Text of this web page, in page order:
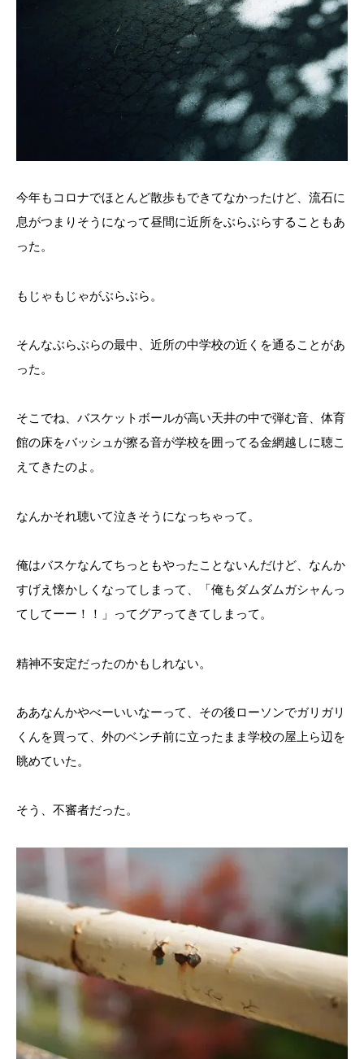
今年もコロナでほとんど散歩もできてなかったけど、流石に
息がつまりそうになって昼間に近所をぶらぶらすることもあ
った。
もじゃもじゃがぶらぶら。
そんなぶらぶらの最中、近所の中学校の近くを通ることがあ
った。
そこでね、バスケットボールが高い天井の中で弾む音、体育
館の床をバッシュが擦る音が学校を囲ってる金網越しに聴こ
えてきたのよ。
なんかそれ聴いて泣きそうになっちゃって。
俺はバスケなんてちっともやったことないんだけど、なんか
すげえ懐かしくなってしまって、「俺もダムダムガシャんっ
てしてーー！！」ってグアってきてしまって。
精神不安定だったのかもしれない。
ああなんかやべーいいなーって、その後ローソンでガリガリ
くんを買って、外のベンチ前に立ったまま学校の屋上ら辺を
眺めていた。
そう、不審者だった。